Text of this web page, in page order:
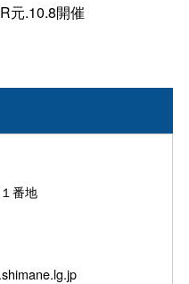
元.10.8開催
番地